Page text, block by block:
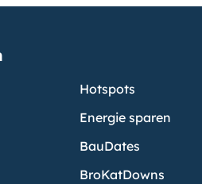
Hotspots
Energie sparen
BauDates
BroKatDowns